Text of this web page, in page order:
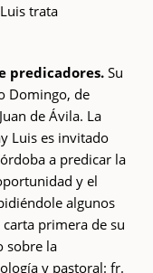
trata
predicadores. Su
Domingo, de
de Ávila. La
Luis es invitado
a predicar la
y el
algunos
carta primera de su
sobre la
y pastoral: fr.